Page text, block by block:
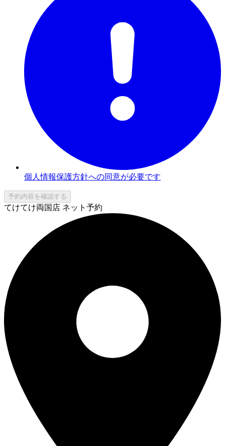
個人情報保護方針への同意が必要です
予約内容を確認する
てけてけ両国店 ネット予約